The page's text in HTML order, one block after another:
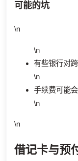
可能的坑
\n
\n
有些银行对
\n
手续费可能
\n
\n
借记卡与